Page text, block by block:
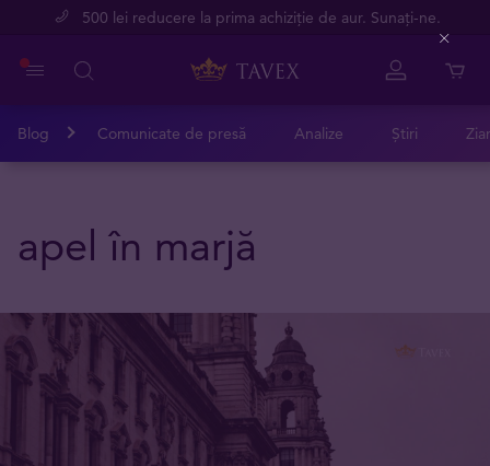
500 lei reducere la prima achiziție de aur. Sunați-ne.
Blog Comunicate de presă Analize Știri
apel în marjă
Close